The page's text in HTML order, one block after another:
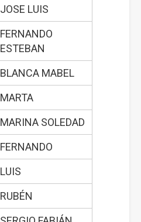
JOSE LUIS
FERNANDO
ESTEBAN
BLANCA MABEL
MARTA
MARINA SOLEDAD
FERNANDO
LUIS
RUBÉN